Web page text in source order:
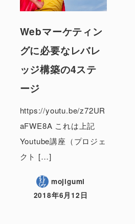
Webマーケティン
グに必要なレバレ
ッジ構築の4ステ
ージ
https://youtu.be/z72UR
aFWE8A これは上記
Youtube講座（プロジェ
クト […]
mojigumi
2018年6月12日